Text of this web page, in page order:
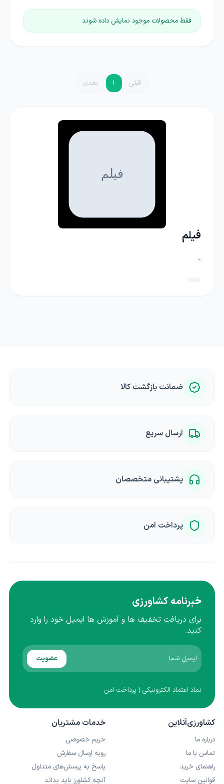
فقط محصولات موجود نمایش داده شوند
قبلی 1 بعدی
فیلم
-
ضمانت بازگشت کالا
ارسال سریع
پشتیبانی متخصصان
پرداخت امن
خبرنامه کشاورزی
برای دریافت تخفیف ها و آموزش ها ایمیل خود را وارد
کنید.
عضویت
نماد اعتماد الکترونیکی | پرداخت امن
کشاورزی‌آنلاین
درباره ما
تماس با ما
راهنمای خرید
قوانین سایت
خدمات مشتریان
حریم خصوصی
رویه ارسال سفارش
پاسخ به پرسش‌های متداول
آنچه کشاورز باید بداند